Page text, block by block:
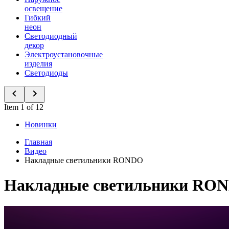
освещение
Гибкий
неон
Светодиодный
декор
Электроустановочные
изделия
Светодиоды
Item 1 of 12
Новинки
Главная
Видео
Накладные светильники RONDO
Накладные светильники